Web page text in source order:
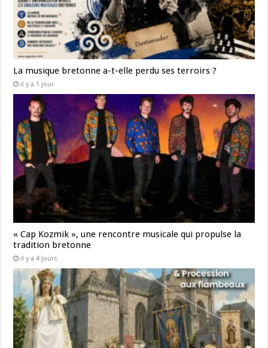
La musique bretonne a-t-elle perdu ses terroirs ?
il y a 1 jour
« Cap Kozmik », une rencontre musicale qui propulse la
tradition bretonne
il y a 4 jours